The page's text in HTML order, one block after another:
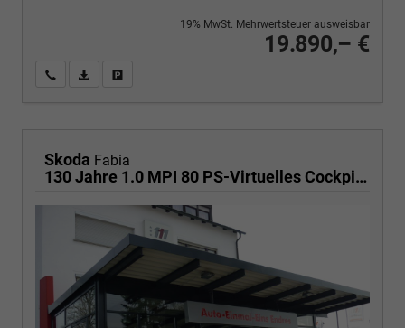
19.890,– €
19% MwSt. Mehrwertsteuer ausweisbar
Wir rufen Sie anPDF-Fahrzeugexposé drucken
Skoda Fabia
130 Jahre 1.0 MPI 80 PS-Virtuelles Cockpit-AppleCarplay-Android-Auto-LED-Klima-Tempomat-Rückfahrkamera-DAB-SHZ-15" Alu-sofort